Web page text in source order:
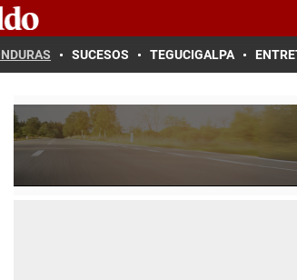
SUCESOS TEGUCIGALPA